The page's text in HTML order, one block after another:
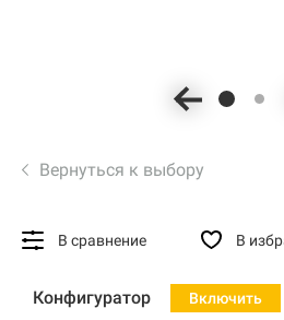
Вернуться к выбору
В сравнение В
Конфигуратор Включить